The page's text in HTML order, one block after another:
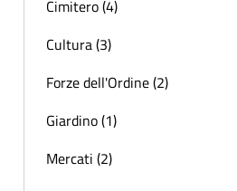
Cimitero (4)
Cultura (3)
Forze dell'Ordine (2)
Giardino (1)
Mercati (2)